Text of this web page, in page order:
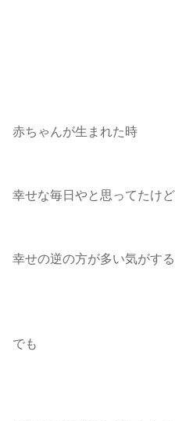
赤ちゃんが生まれた時
幸せな毎日やと思ってたけど
幸せの逆の方が多い気がする
でも